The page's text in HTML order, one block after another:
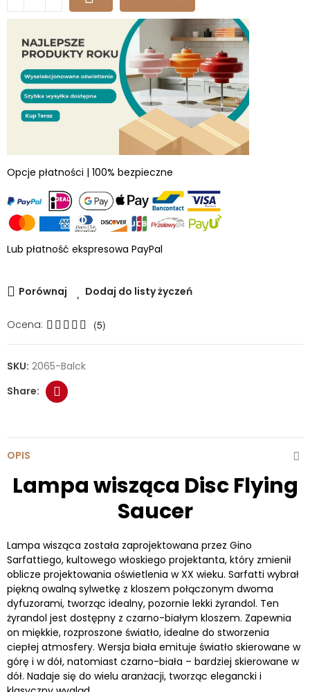
Opcje płatności | 100% bezpieczne
Lub płatność ekspresowa PayPal
Porównaj Dodaj do listy życzeń
Ocena: (5)
SKU: 2065-Balck
OPIS
Lampa wisząca Disc Flying
Saucer
Lampa wisząca została zaprojektowana przez Gino
Sarfattiego, kultowego włoskiego projektanta, który zmienił
oblicze projektowania oświetlenia w XX wieku. Sarfatti wybrał
piękną owalną sylwetkę z kloszem połączonym dwoma
dyfuzorami, tworząc idealny, pozornie lekki żyrandol. Ten
żyrandol jest dostępny z czarno-białym kloszem. Zapewnia
on miękkie, rozproszone światło, idealne do stworzenia
ciepłej atmosfery. Wersja biała emituje światło skierowane w
górę i w dół, natomiast czarno-biała – bardziej skierowane w
dół. Nadaje się do wielu aranżacji, tworząc elegancki i